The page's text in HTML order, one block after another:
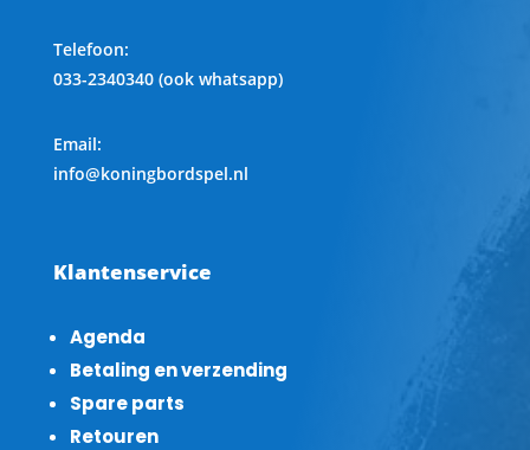
Telefoon:
033-2340340 (ook whatsapp)
Email:
info@koningbordspel.nl
Klantenservice
Agenda
Betaling en verzending
Spare parts
Retouren